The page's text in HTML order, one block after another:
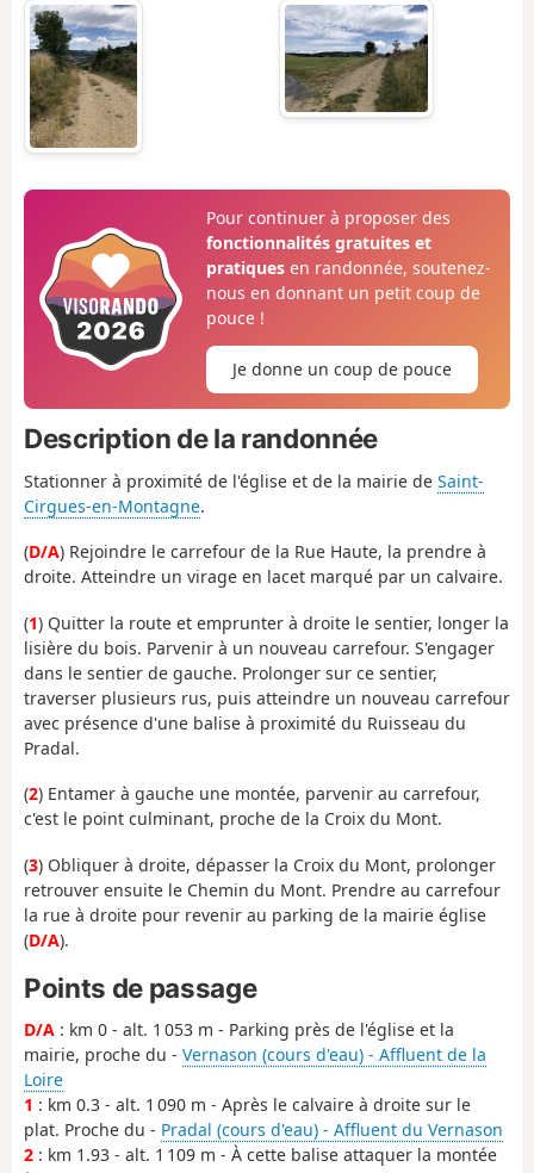
Pour continuer à proposer des
fonctionnalités gratuites et
pratiquesen randonnée, soutenez-
nous en donnant un petit coup de
pouce !
Je donne un coup de pouce
Description de la randonnée
Stationner à proximité de l'église et de la mairie de Saint-
Cirgues-en-Montagne.
(D/A) Rejoindre le carrefour de la Rue Haute, la prendre à
droite. Atteindre un virage en lacet marqué par un calvaire.
(1) Quitter la route et emprunter à droite le sentier, longer la
lisière du bois. Parvenir à un nouveau carrefour. S'engager
dans le sentier de gauche. Prolonger sur ce sentier,
traverser plusieurs rus, puis atteindre un nouveau carrefour
avec présence d'une balise à proximité du Ruisseau du
Pradal.
(2) Entamer à gauche une montée, parvenir au carrefour,
c'est le point culminant, proche de la Croix du Mont.
(3) Obliquer à droite, dépasser la Croix du Mont, prolonger
retrouver ensuite le Chemin du Mont. Prendre au carrefour
la rue à droite pour revenir au parking de la mairie église
(D/A).
Points de passage
D/A : km 0 - alt. 1 053 m - Parking près de l'église et la
mairie, proche du - Vernason (cours d'eau) - Affluent de la
Loire
1 : km 0.3 - alt. 1 090 m - Après le calvaire à droite sur le
plat. Proche du - Pradal (cours d'eau) - Affluent du Vernason
2 : km 1.93 - alt. 1 109 m - À cette balise attaquer la montée